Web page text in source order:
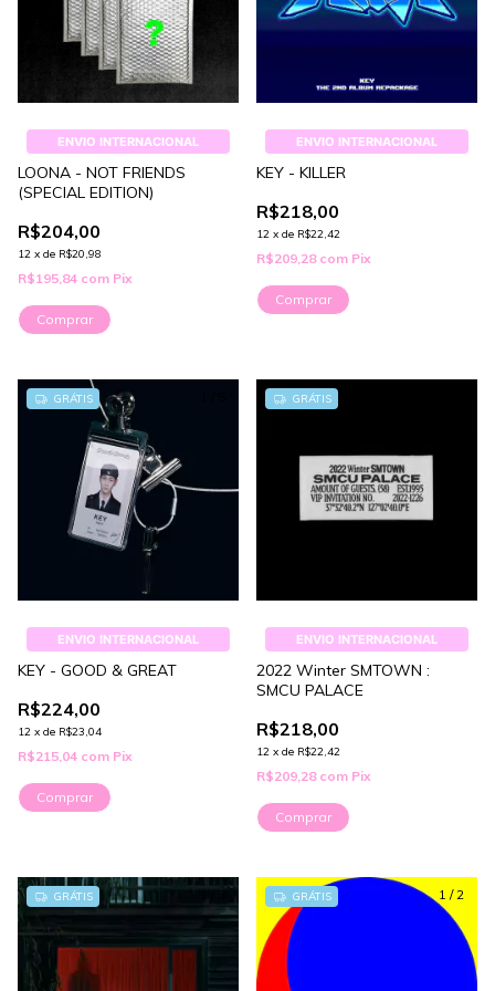
ENVIO INTERNACIONAL
LOONA - NOT FRIENDS
(SPECIAL EDITION)
R$204,00
12 x de R$20,98
R$195,84 com Pix
Comprar
ENVIO INTERNACIONAL
KEY - KILLER
R$218,00
12 x de R$22,42
R$209,28 com Pix
Comprar
GRÁTIS
ENVIO INTERNACIONAL
KEY - GOOD & GREAT
R$224,00
12 x de R$23,04
R$215,04 com Pix
Comprar
GRÁTIS
ENVIO INTERNACIONAL
2022 Winter SMTOWN :
SMCU PALACE
R$218,00
12 x de R$22,42
R$209,28 com Pix
Comprar
GRÁTIS 1 / 2
GRÁTIS